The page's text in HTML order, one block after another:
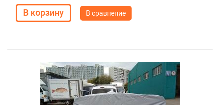
В сравнение